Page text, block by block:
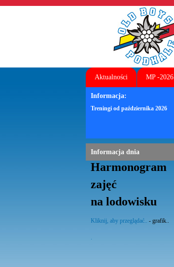
Aktualności MP -2026
Informacja:
Treningi od października 2026
Informacja dnia
Harmonogram
zajęć
na lodowisku
Kliknij, aby przeglądać.. - grafik..
.